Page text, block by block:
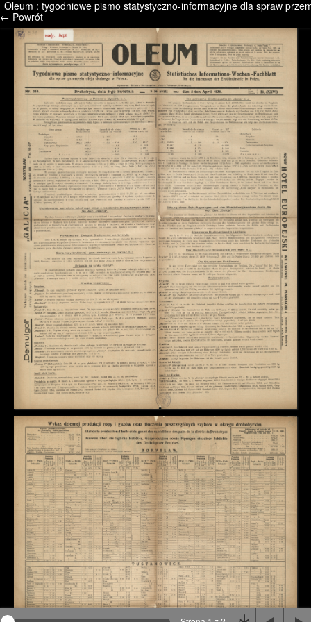
/* */ /* */ /* pliki_strona_po_stronie */
Oleum : tygodniowe pismo statystyczno-informacyjne dla spraw
← Powrót
Na stronie wykorzystywane są pliki cookie, bądź
podobne rozwiązania. Aby poznać szczegóły zapoznaj
się zpolityką prywatności.
Rozumiem